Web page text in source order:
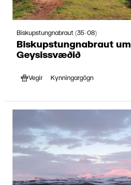
Biskupstungnabraut (35-08)
Biskupstungnabraut um
Geysissvæðið
Vegir Kynningargögn